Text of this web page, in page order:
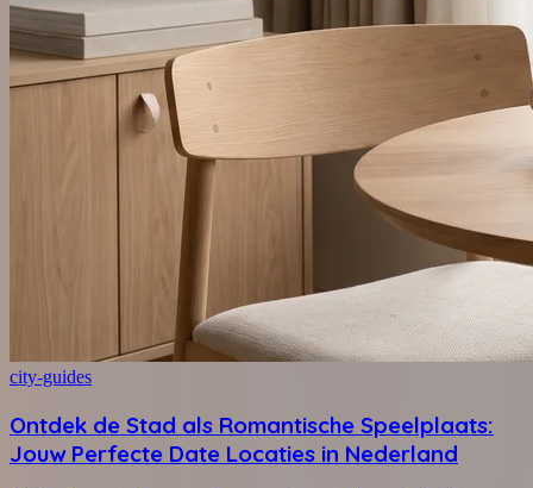
city-guides
Ontdek de Stad als Romantische Speelplaats:
Jouw Perfecte Date Locaties in Nederland